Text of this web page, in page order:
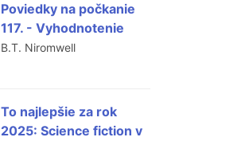
Poviedky na počkanie
117. - Vyhodnotenie
B.T. Niromwell
To najlepšie za rok
2025: Science fiction v